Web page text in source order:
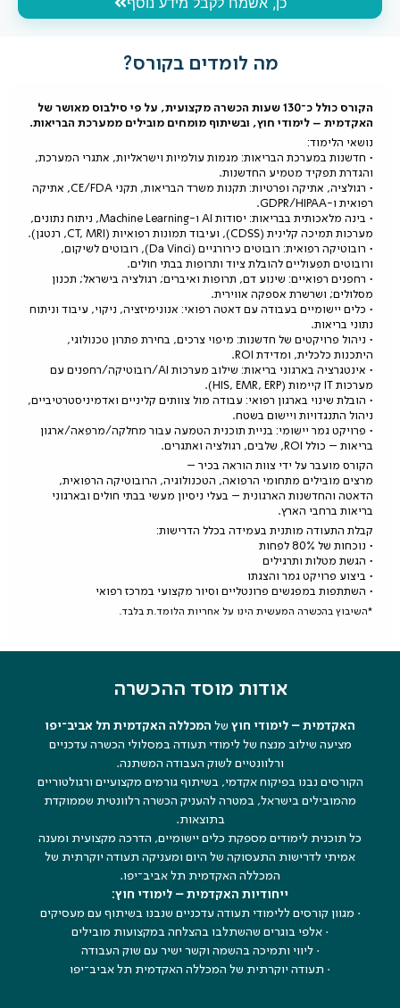
הקורס כולל כ־130 שעות הכשרה מקצועית, על פי סילבוס מאושר של
האקדמית – לימודי חוץ, ובשיתוף מומחים מובילים ממערכת הבריאות.
נושאי הלימוד:
• חדשנות במערכת הבריאות: מגמות עולמיות וישראליות, אתגרי המערכת,
והגדרת תפקיד מטמיע החדשנות.
• רגולציה, אתיקה ופרטיות: תקנות משרד הבריאות, תקני CE/FDA, אתיקה
רפואית ו-GDPR/HIPAA.
• בינה מלאכותית בבריאות: יסודות AI ו-Machine Learning, ניתוח נתונים,
מערכות תמיכה קלינית (CDSS), ועיבוד תמונות רפואיות (CT, MRI, רנטגן).
• רובוטיקה רפואית: רובוטים כירורגיים (Da Vinci), רובוטים לשיקום,
ורובוטים תפעוליים להובלת ציוד ותרופות בבתי חולים.
• רחפנים רפואיים: שינוע דם, תרופות ואיברים; רגולציה בישראל; תכנון
מסלולים; ושרשרת אספקה אווירית.
• כלים יישומיים בעבודה עם דאטה רפואי: אנונימיזציה, ניקוי, עיבוד וניתוח
נתוני בריאות.
• ניהול פרויקטים של חדשנות: מיפוי צרכים, בחירת פתרון טכנולוגי,
היתכנות כלכלית, ומדידת ROI.
• אינטגרציה בארגוני בריאות: שילוב מערכות AI/רובוטיקה/רחפנים עם
מערכות IT קיימות (HIS, EMR, ERP).
• הובלת שינוי בארגון רפואי: עבודה מול צוותים קליניים ואדמיניסטרטיביים,
ניהול התנגדויות ויישום בשטח.
• פרויקט גמר יישומי: בניית תוכנית הטמעה עבור מחלקה/מרפאה/ארגון
בריאות – כולל ROI, שלבים, רגולציה ואתגרים.
הקורס מועבר על ידי צוות הוראה בכיר –
מרצים מובילים מתחומי הרפואה, הטכנולוגיה, הרובוטיקה הרפואית,
הדאטה והחדשנות הארגונית – בעלי ניסיון מעשי בבתי חולים ובארגוני
בריאות ברחבי הארץ.
קבלת התעודה מותנית בעמידה בכלל הדרישות:
• נוכחות של 80% לפחות
• הגשת מטלות ותרגילים
• ביצוע פרויקט גמר והצגתו
• השתתפות במפגשים פרונטליים וסיור מקצועי במרכז רפואי
*השיבוץ בהכשרה המעשית הינו על אחריות הלומד.ת בלבד.
מה לומדים בקורס?
אודות מוסד ההכשרה
האקדמית – לימודי חוץ של המכללה האקדמית תל אביב־יפו
מציעה שילוב מנצח של לימודי תעודה במסלולי הכשרה עדכניים
ורלוונטיים לשוק העבודה המשתנה.
הקורסים נבנו בפיקוח אקדמי, בשיתוף גורמים מקצועיים ורגולטוריים
מהמובילים בישראל, במטרה להעניק הכשרה רלוונטית שממוקדת
בתוצאות.
כל תוכנית לימודים מספקת כלים יישומיים, הדרכה מקצועית ומענה
אמיתי לדרישות התעסוקה של היום ומעניקה תעודה יוקרתית של
המכללה האקדמית תל אביב־יפו.
ייחודיות האקדמית – לימודי חוץ:
· מגוון קורסים ללימודי תעודה עדכניים שנבנו בשיתוף עם מעסיקים
· אלפי בוגרים שהשתלבו בהצלחה במקצועות מובילים
· ליווי ותמיכה בהשמה וקשר ישיר עם שוק העבודה
· תעודה יוקרתית של המכללה האקדמית תל אביב־יפו